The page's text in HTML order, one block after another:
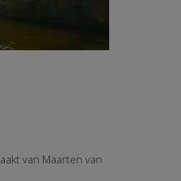
van Maarten van